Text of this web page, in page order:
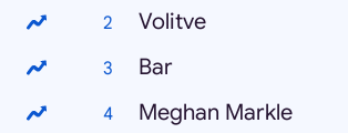
Volitve
Bar
Meghan Markle